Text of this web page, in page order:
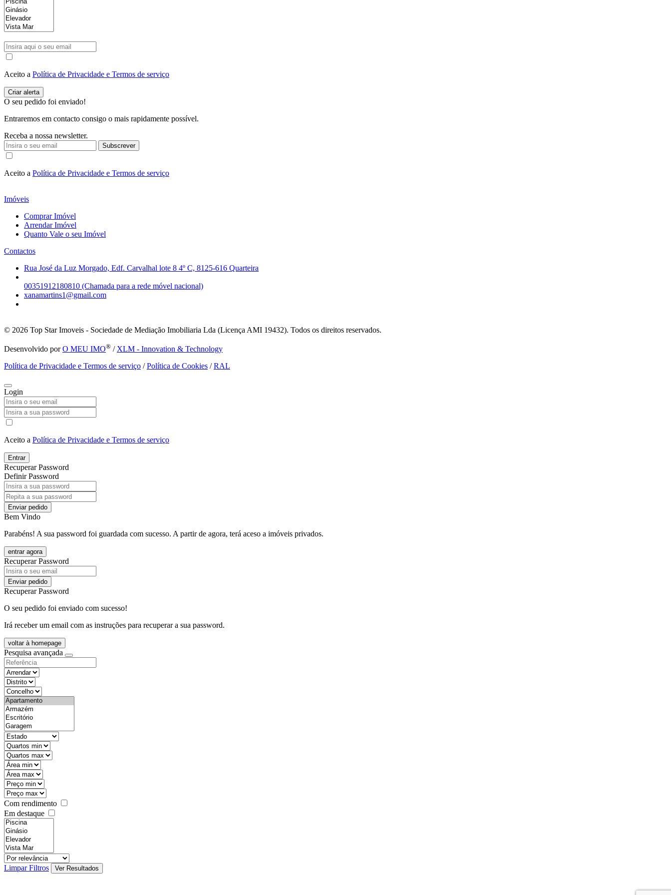
Aceito a Política de Privacidade e Termos de serviço
O seu pedido foi enviado!
Entraremos em contacto consigo o mais rapidamente possível.
Receba a nossa newsletter.
Subscrever
Aceito a Política de Privacidade e Termos de serviço
Imóveis
Comprar Imóvel
Arrendar Imóvel
Quanto Vale o seu Imóvel
Contactos
Rua José da Luz Morgado, Edf. Carvalhal lote 8 4º C, 8125-616 Quarteira
00351912180810 (Chamada para a rede móvel nacional)
xanamartins1@gmail.com
© 2026 Top Star Imoveis - Sociedade de Mediação Imobiliaria Lda (Licença AMI 19432). Todos os direitos reservados.
Desenvolvido porO MEU IMO® / XLM - Innovation & Technology
Política de Privacidade e Termos de serviço /Política de Cookies /RAL
Login
Aceito a Política de Privacidade e Termos de serviço
Entrar
Recuperar Password
Definir Password
Enviar pedido
Bem Vindo
Parabéns! A sua password foi guardada com sucesso. A partir de agora, terá aceso a imóveis privados.
entrar agora
Recuperar Password
Enviar pedido
Recuperar Password
O seu pedido foi enviado com sucesso!
Irá receber um email com as instruções para recuperar a sua password.
voltar à homepage
Pesquisa avançada
objective
districtId
countyId
types
state
mintypo
maxtypo
minarea
maxarea
minprice
maxprice
Com rendimento
Em destaque
features
realestateOrder
Limpar Filtros
Ver Resultados